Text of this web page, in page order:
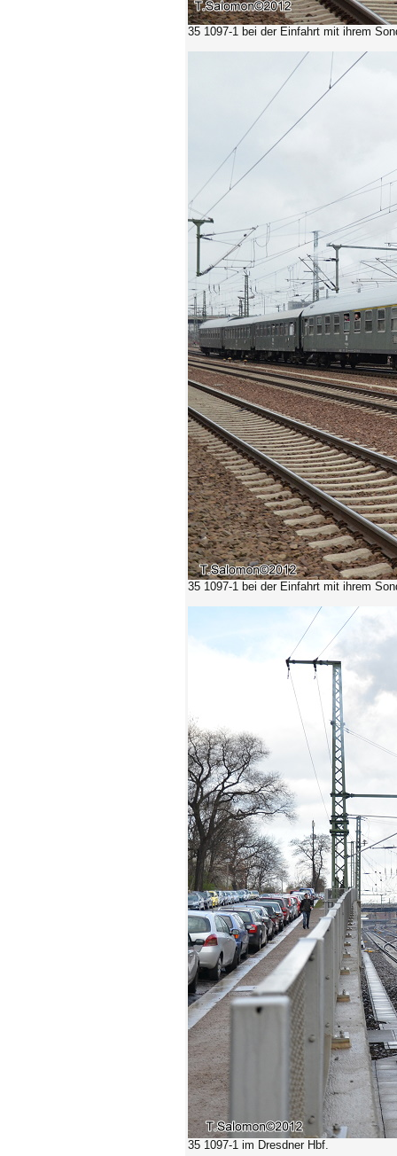
35 1097-1 bei der Einfahrt mit ihrem
35 1097-1 bei der Einfahrt mit ihrem
35 1097-1 im Dresdner Hbf.